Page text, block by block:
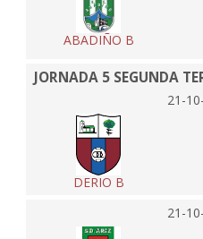
ABADIÑO B
JORNADA 5 SEGUNDA
21-
DERIO B
21-